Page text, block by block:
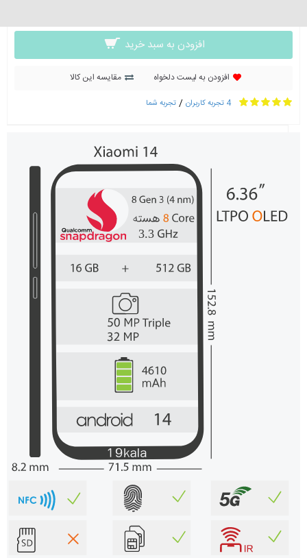
افزودن به سبد خرید
افزودن به لیست دلخواه مقایسه این کالا
4 تجربه کاربران / تجربه شما